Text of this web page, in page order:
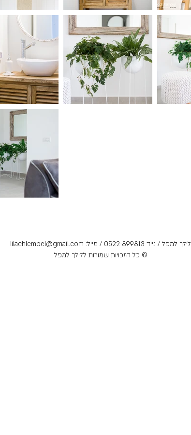
לילך למפל / נייד 0522-899813 / מייל:
lilachlempel@gmail.com
© ​כל הזכויות שמורות ללילך למפל